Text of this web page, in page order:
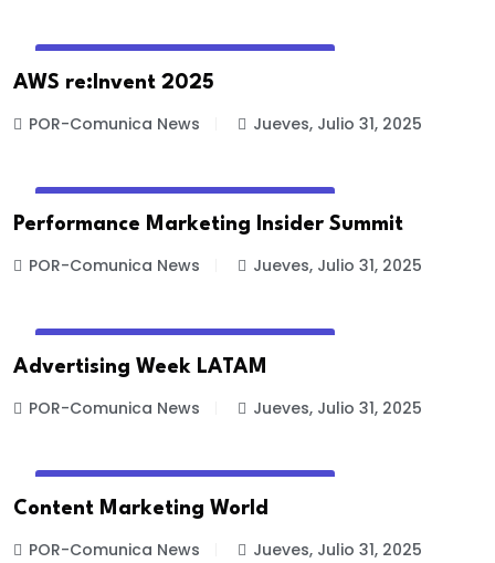
AWS re:Invent 2025
POR-Comunica News Jueves, Julio 31, 2025
Performance Marketing Insider Summit
POR-Comunica News Jueves, Julio 31, 2025
Advertising Week LATAM
POR-Comunica News Jueves, Julio 31, 2025
Content Marketing World
POR-Comunica News Jueves, Julio 31, 2025